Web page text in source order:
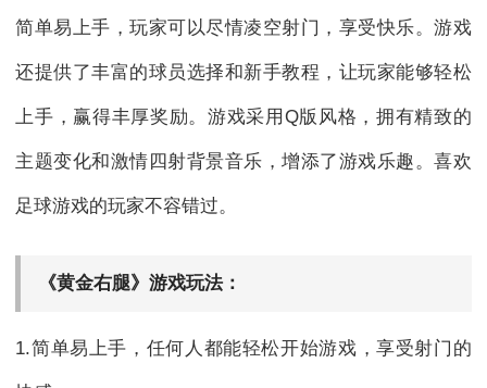
简单易上手，玩家可以尽情凌空射门，享受快乐。游戏
还提供了丰富的球员选择和新手教程，让玩家能够轻松
上手，赢得丰厚奖励。游戏采用Q版风格，拥有精致的
主题变化和激情四射背景音乐，增添了游戏乐趣。喜欢
足球游戏的玩家不容错过。
《黄金右腿》游戏玩法：
1.简单易上手，任何人都能轻松开始游戏，享受射门的